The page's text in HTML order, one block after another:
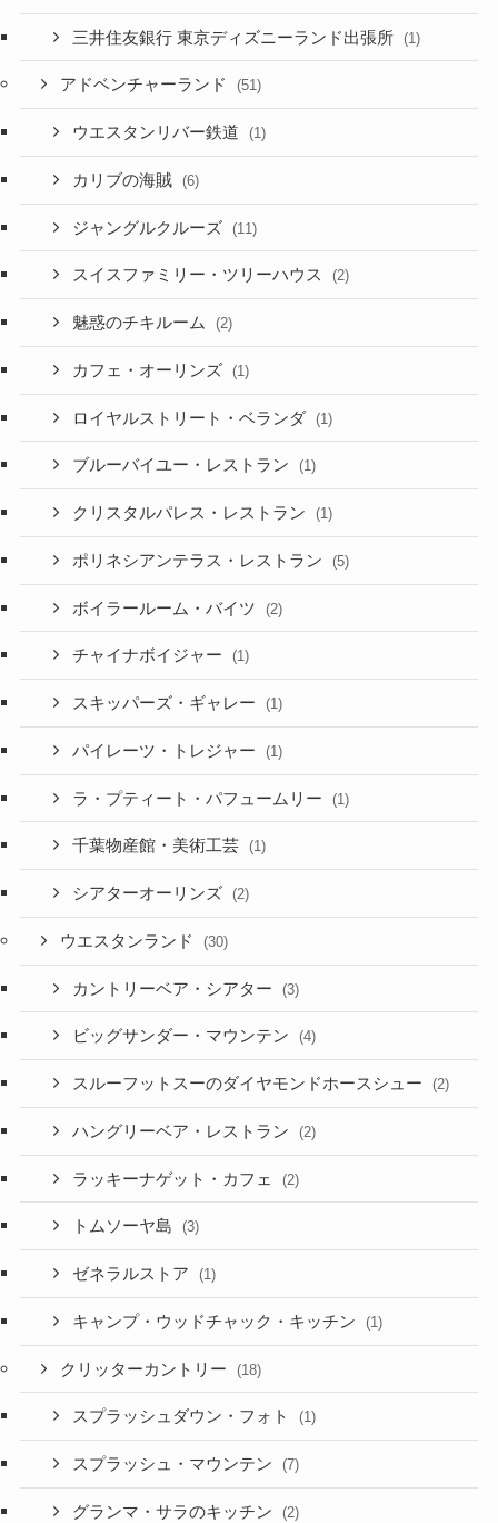
三井住友銀行 東京ディズニーランド出張所 (1)
アドベンチャーランド (51)
ウエスタンリバー鉄道 (1)
カリブの海賊 (6)
ジャングルクルーズ (11)
スイスファミリー・ツリーハウス (2)
魅惑のチキルーム (2)
カフェ・オーリンズ (1)
ロイヤルストリート・ベランダ (1)
ブルーバイユー・レストラン (1)
クリスタルパレス・レストラン (1)
ポリネシアンテラス・レストラン (5)
ボイラールーム・バイツ (2)
チャイナボイジャー (1)
スキッパーズ・ギャレー (1)
パイレーツ・トレジャー (1)
ラ・プティート・パフュームリー (1)
千葉物産館・美術工芸 (1)
シアターオーリンズ (2)
ウエスタンランド (30)
カントリーベア・シアター (3)
ビッグサンダー・マウンテン (4)
スルーフットスーのダイヤモンドホースシュー (2)
ハングリーベア・レストラン (2)
ラッキーナゲット・カフェ (2)
トムソーヤ島 (3)
ゼネラルストア (1)
キャンプ・ウッドチャック・キッチン (1)
クリッターカントリー (18)
スプラッシュダウン・フォト (1)
スプラッシュ・マウンテン (7)
グランマ・サラのキッチン (2)